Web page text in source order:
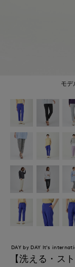
モ
DAY by DAY It's
【洗える・ス